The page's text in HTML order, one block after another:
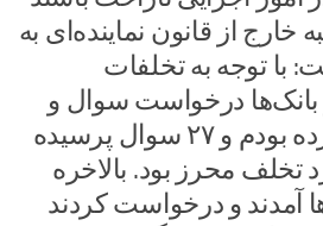
خارج از قانون نماینده‌ای به
با توجه به تخلفات
بانک‌ها درخواست سوال و
تحقیق و تفحص کرده بودم و ۲۷ سوال پرسیده
هر ۲۷ مورد تخلف محرز بود. بالاخره
آمدند و درخواست کردند